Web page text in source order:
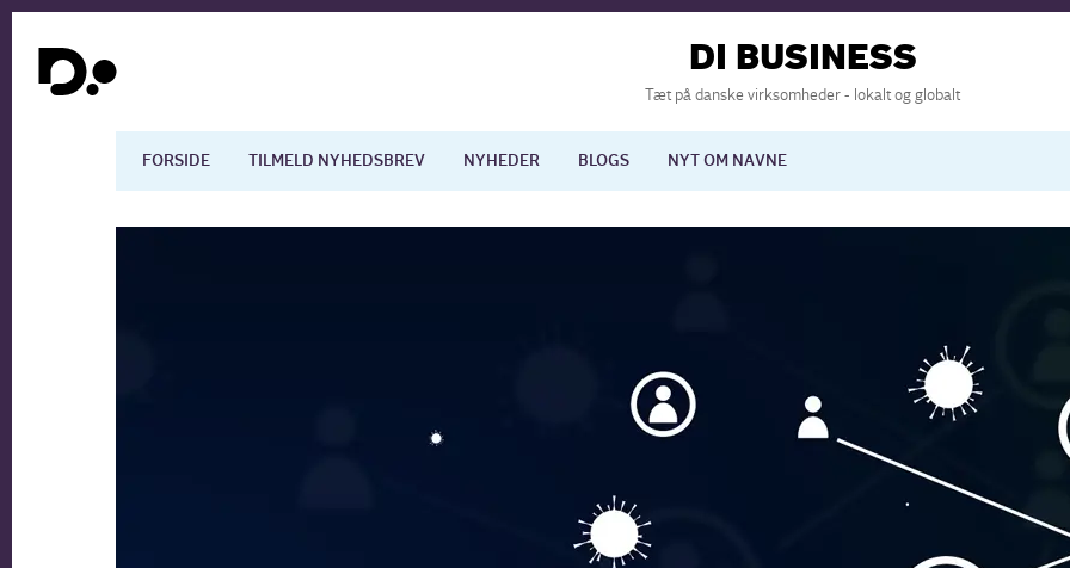
DI BUSINESS
Tæt på danske virksomheder - lokalt og globalt
FORSIDE TILMELD NYHEDSBREV NYHEDER BLOGS NYT OM NAVNE